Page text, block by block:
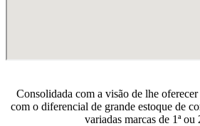
Consolidada com a visão de lhe
com o diferencial de grande estoque de
variadas marcas de 1ª ou